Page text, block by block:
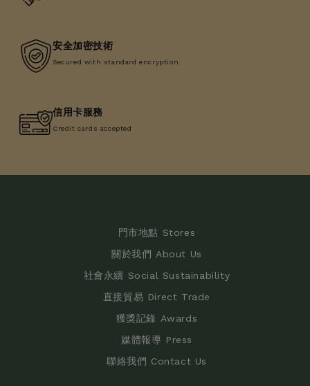
安全加密技術
Secured with standard encryption
信用卡服務
Credit cards accepted
門市地點 Stores
關於我們 About Us
社會永續 Social Sustainability
直接貿易 Direct Trade
獲獎記錄 Awards
媒體報導 Press
聯絡我們 Contact Us